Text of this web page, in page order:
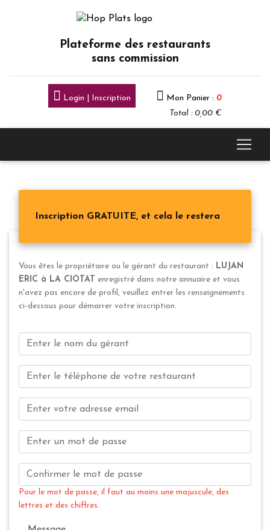
Plateforme des restaurants
sans commission
Login | Inscription Mon Panier : 0
Total : 0,00 €
Inscription GRATUITE, et cela le restera
Vous êtes le propriétaire ou le gérant du restaurant : LUJAN
ERIC à LA CIOTAT enregistré dans notre annuaire et vous
n'avez pas encore de profil, veuillez entrer les renseignements
ci-dessous pour démarrer votre inscription.
Pour le mot de passe, il faut au moins une majuscule, des
lettres et des chiffres.